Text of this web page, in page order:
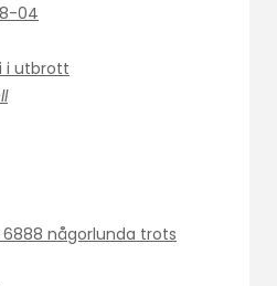
04
i utbrott
någorlunda trots